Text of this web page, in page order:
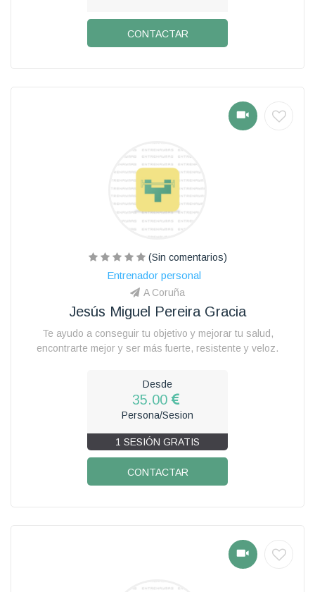
CONTACTAR
(Sin comentarios)
Entrenador personal
A Coruña
Jesús Miguel Pereira Gracia
Te ayudo a conseguir tu objetivo y mejorar tu salud,
encontrarte mejor y ser más fuerte, resistente y veloz.
Desde
35.00
Persona/Sesion
1 SESIÓN GRATIS
CONTACTAR